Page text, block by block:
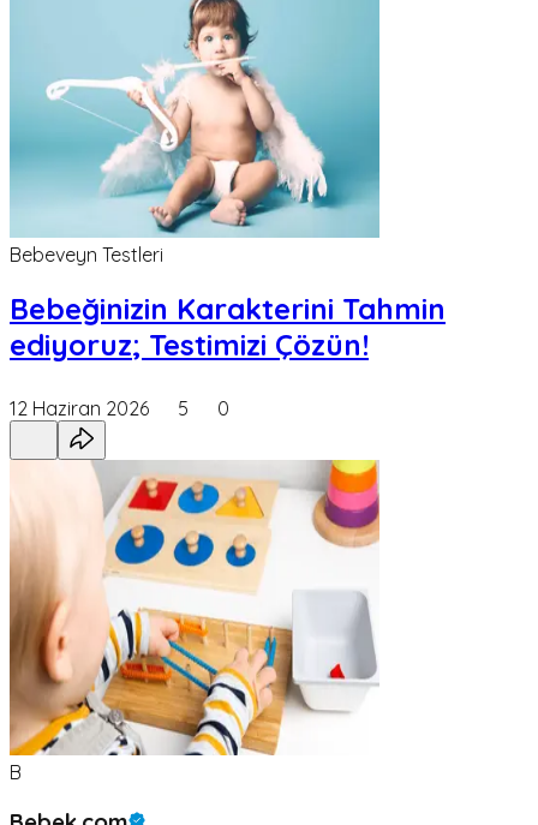
Bebeveyn Testleri
Bebeğinizin Karakterini Tahmin
ediyoruz; Testimizi Çözün!
12 Haziran 2026 5 0
B